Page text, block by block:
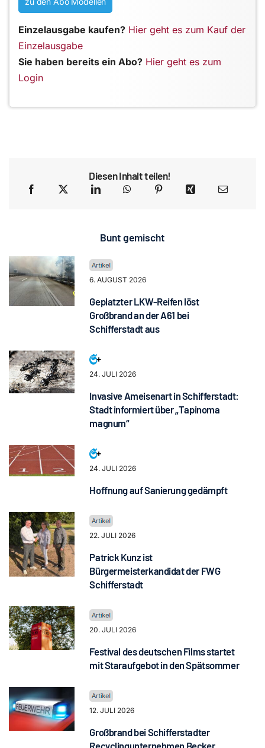
Einzelausgabe kaufen? Hier geht es zum Kauf der
Einzelausgabe
Sie haben bereits ein Abo? Hier geht es zum
Login
Diesen Inhalt teilen!
Bunt gemischt
6. AUGUST 2026
Geplatzter LKW-Reifen löst
Großbrand an der A61 bei
Schifferstadt aus
24. JULI 2026
Invasive Ameisenart in Schifferstadt:
Stadt informiert über „Tapinoma
magnum“
24. JULI 2026
Hoffnung auf Sanierung gedämpft
22. JULI 2026
Patrick Kunz ist
Bürgermeisterkandidat der FWG
Schifferstadt
20. JULI 2026
Festival des deutschen Films startet
mit Staraufgebot in den Spätsommer
12. JULI 2026
Großbrand bei Schifferstadter
Recyclingunternehmen Becker